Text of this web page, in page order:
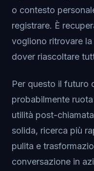
o contesto
registrare. È
vogliono ritrovare
dover riascoltare
Per questo il futuro
probabilmente
utilità post-
solida, ricerca più
pulita e
conversazione in